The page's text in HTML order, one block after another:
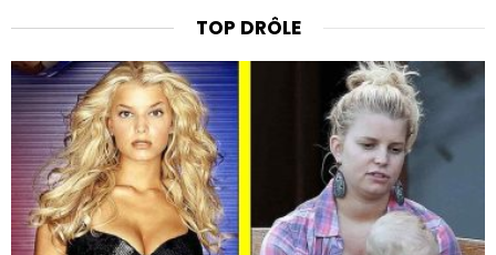
TOP DRÔLE